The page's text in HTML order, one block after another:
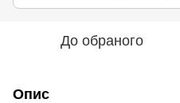
До обраного
Опис